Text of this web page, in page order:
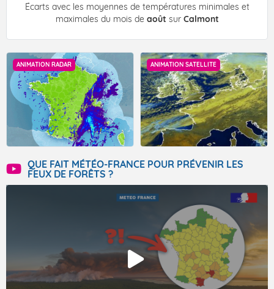
Écarts avec les moyennes de températures minimales et
maximales du mois de août sur Calmont
ANIMATION RADAR ANIMATION SATELLITE
QUE FAIT MÉTÉO-FRANCE POUR PRÉVENIR LES
FEUX DE FORÊTS ?